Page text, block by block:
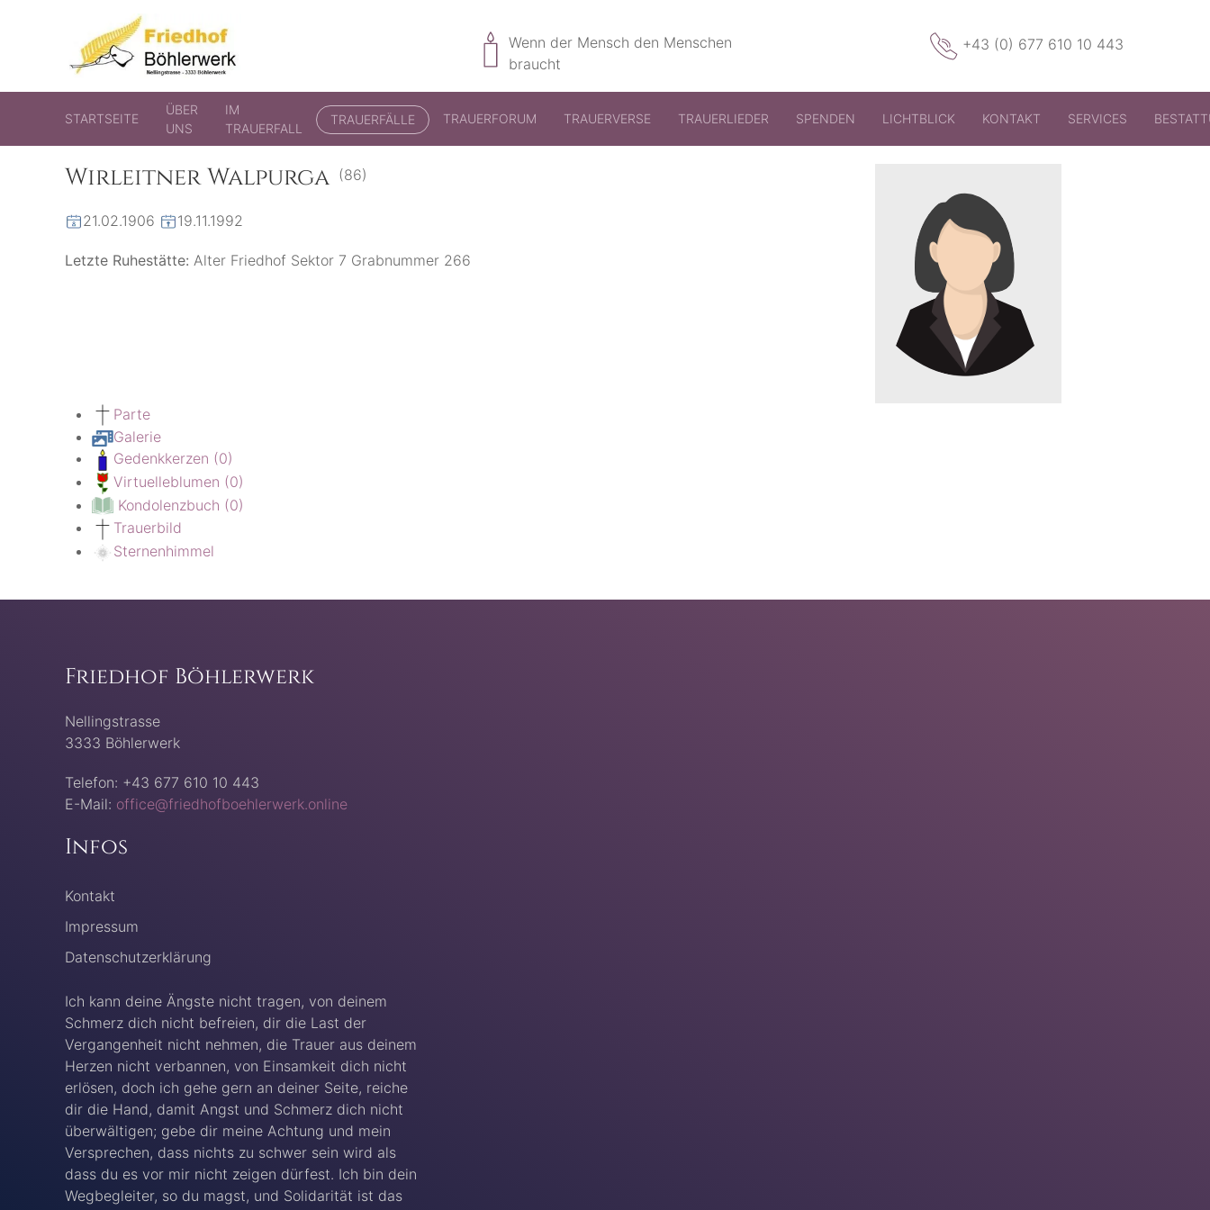
Friedhof Böhlerwerk
der virtuelle Friedhof von Böhlerwerk
Wenn der Mensch den Menschen
braucht
+43 (0) 677 610 10 443
STARTSEITE
ÜBER
UNS
IM
TRAUERFALL
TRAUERFÄLLE TRAUERFORUM TRAUERVERSE TRAUERLIEDER SPENDEN LICHTBLICK KONTAKT SERVICES
Wirleitner Walpurga (86)
21.02.1906 19.11.1992
Letzte Ruhestätte: Alter Friedhof Sektor 7 Grabnummer 266
Parte
Galerie
Gedenkkerzen (0)
Virtuelleblumen (0)
Kondolenzbuch (0)
Trauerbild
Sternenhimmel
Friedhof Böhlerwerk
Nellingstrasse
3333 Böhlerwerk
Telefon: +43 677 610 10 443
E-Mail: office@friedhofboehlerwerk.online
Infos
Kontakt
Impressum
Datenschutzerklärung
Ich kann deine Ängste nicht tragen, von deinem
Schmerz dich nicht befreien, dir die Last der
Vergangenheit nicht nehmen, die Trauer aus deinem
Herzen nicht verbannen, von Einsamkeit dich nicht
erlösen, doch ich gehe gern an deiner Seite, reiche
dir die Hand, damit Angst und Schmerz dich nicht
überwältigen; gebe dir meine Achtung und mein
Versprechen, dass nichts zu schwer sein wird als
dass du es vor mir nicht zeigen dürfest. Ich bin dein
Wegbegleiter, so du magst, und Solidarität ist das